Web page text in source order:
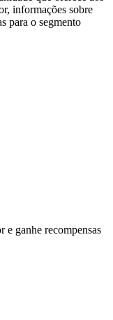
informações sobre
para o segmento
e ganhe recompensas